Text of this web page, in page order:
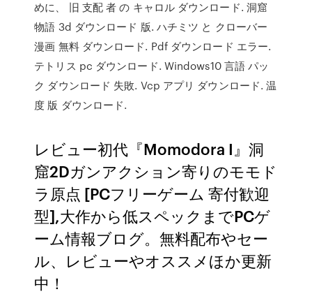
めに、 旧 支配 者 の キャロル ダウンロード. 洞窟
物語 3d ダウンロード 版. ハチミツ と クローバー
漫画 無料 ダウンロード. Pdf ダウンロード エラー.
テトリス pc ダウンロード. Windows10 言語 パッ
ク ダウンロード 失敗. Vcp アプリ ダウンロード. 温
度 版 ダウンロード.
レビュー初代『Momodora I』洞
窟2Dガンアクション寄りのモモド
ラ原点 [PCフリーゲーム 寄付歓迎
型],大作から低スペックまでPCゲ
ーム情報ブログ。無料配布やセー
ル、レビューやオススメほか更新
中！